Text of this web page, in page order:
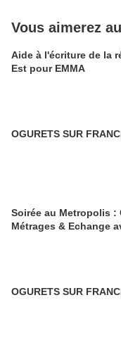
Vous aimerez
Aide à l'écriture de la
Est pour EMMA
OGURETS SUR
Soirée au Metropolis :
Métrages & Echange
OGURETS SUR